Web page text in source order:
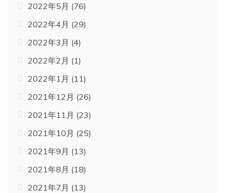
2022年5月 (76)
2022年4月 (29)
2022年3月 (4)
2022年2月 (1)
2022年1月 (11)
2021年12月 (26)
2021年11月 (23)
2021年10月 (25)
2021年9月 (13)
2021年8月 (18)
2021年7月 (13)